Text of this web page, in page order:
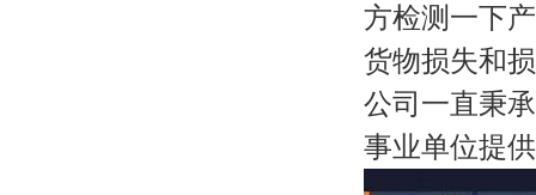
方检测一下
货物损失和
公司一直秉
事业单位提